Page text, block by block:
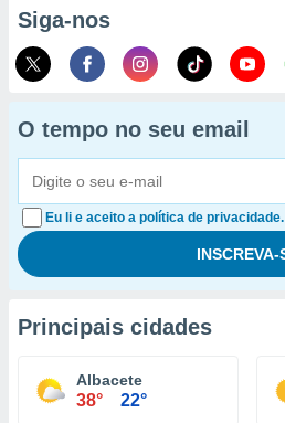
Siga-nos
O tempo no seu email
Eu li e aceito a política de privacidade.
Principais cidades
Albacete
38° 22°